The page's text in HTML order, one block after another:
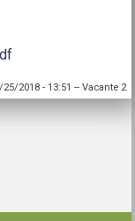
2018 - 13:51 -- Vacante 2